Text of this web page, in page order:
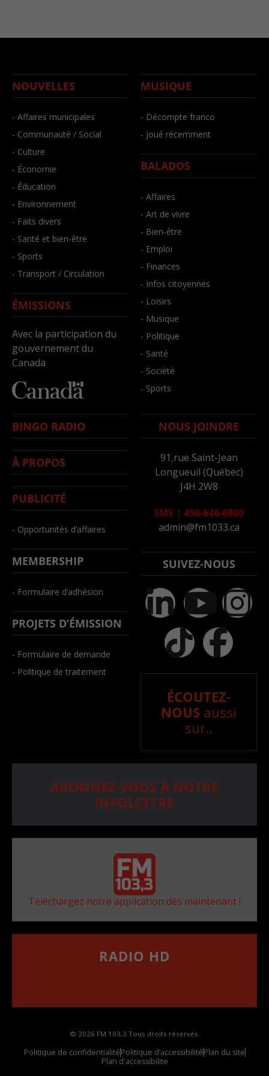
NOUVELLES
- Affaires municipales
- Communauté / Social
- Culture
- Économie
- Éducation
- Environnement
- Faits divers
- Santé et bien-être
- Sports
- Transport / Circulation
ÉMISSIONS
Avec la participation du
gouvernement du
Canada
MUSIQUE
- Décompte franco
- Joué récemment
BALADOS
- Affaires
- Art de vivre
- Bien-être
- Emploi
- Finances
- Infos citoyennes
- Loisirs
- Musique
- Politique
- Santé
- Société
- Sports
BINGO RADIO
À PROPOS
PUBLICITÉ
- Opportunités d’affaires
MEMBERSHIP
- Formulaire d’adhésion
PROJETS D’ÉMISSION
- Formulaire de demande
- Politique de traitement
NOUS JOINDRE
91,rue Saint-Jean
Longueuil (Québec)
J4H 2W8
SMS | 450-646-6800
admin@fm1033.ca
SUIVEZ-NOUS
ÉCOUTEZ-
NOUS aussi
sur..
ABONNEZ-VOUS À NOTRE
INFOLETTRE
Téléchargez notre application dès maintenant !
RADIO HD
© 2026 FM 103,3 Tous droits réservés.
Politique de confidentialitéPolitique d’accessibilitéPlan du site
Plan d'accessibilite